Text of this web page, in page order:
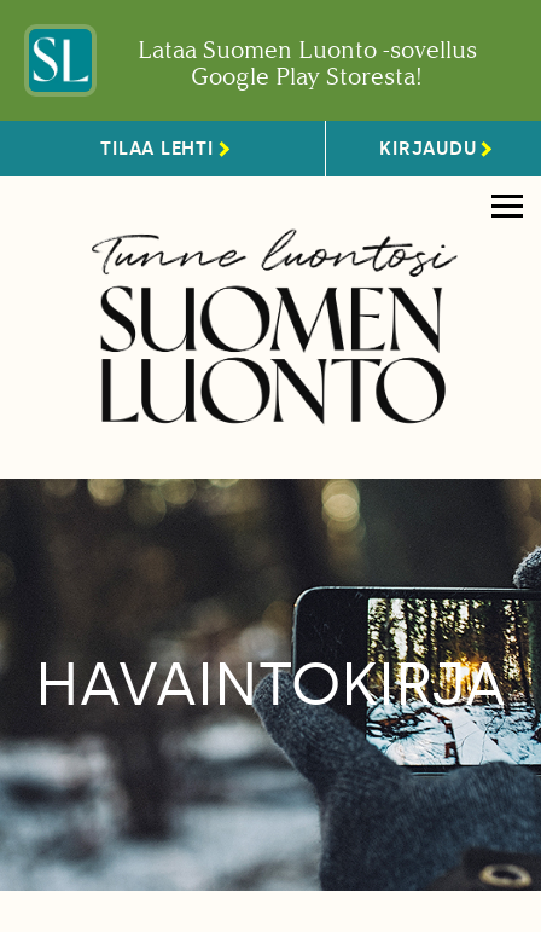
Lataa Suomen Luonto -sovellus
Google Play Storesta!
TILAA LEHTI KIRJAUDU
HAVAINTOKIRJA